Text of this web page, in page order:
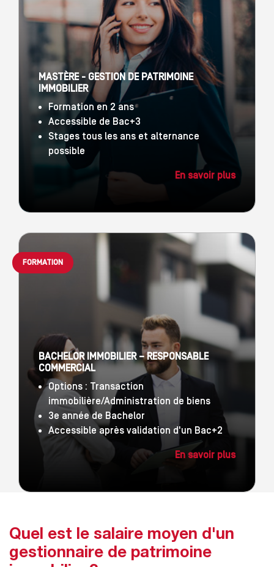
MASTÈRE - GESTION DE PATRIMOINE
IMMOBILIER
Formation en 2 ans
Accessible de Bac+3
Stages tous les ans et alternance
possible
En savoir plus
BACHELOR IMMOBILIER – RESPONSABLE
COMMERCIAL
Options : Transaction
immobilière/Administration de biens
3e année de Bachelor
Accessible après validation d'un Bac+2
En savoir plus
FORMATION
Quel est le salaire moyen d'un
gestionnaire de patrimoine